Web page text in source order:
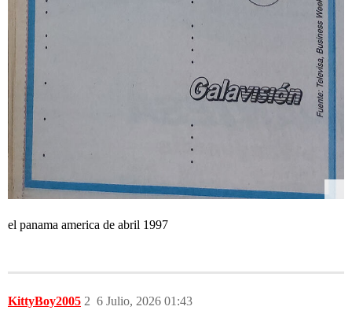
el panama america de abril 1997
KittyBoy2005 6 Julio, 2026 01:43
2